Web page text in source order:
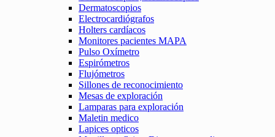
Dermatoscopios
Electrocardiógrafos
Holters cardíacos
Monitores pacientes MAPA
Pulso Oxímetro
Espirómetros
Flujómetros
Sillones de reconocimiento
Mesas de exploración
Lamparas para exploración
Maletin medico
Lapices opticos